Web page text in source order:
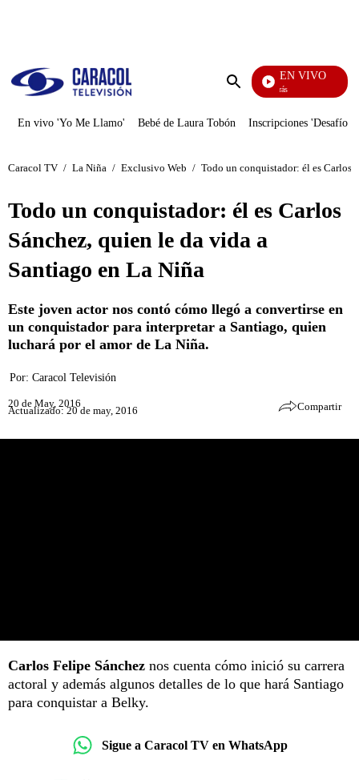
Enviar
EN VIVO
También Caerás
En vivo 'Yo Me Llamo' Bebé de Laura Tobón Inscripciones 'Desafío'
Caracol TV / La Niña / Exclusivo Web / Todo un conquistador: él es Carlos
Todo un conquistador: él es Carlos
Sánchez, quien le da vida a
Santiago en La Niña
Este joven actor nos contó cómo llegó a convertirse en
un conquistador para interpretar a Santiago, quien
luchará por el amor de La Niña.
Por: Caracol Televisión
20 de May, 2016
Actualizado: 20 de may, 2016 Compartir
Carlos Felipe Sánchez nos cuenta cómo inició su carrera
actoral y además algunos detalles de lo que hará Santiago
para conquistar a Belky.
Sigue a Caracol TV en WhatsApp